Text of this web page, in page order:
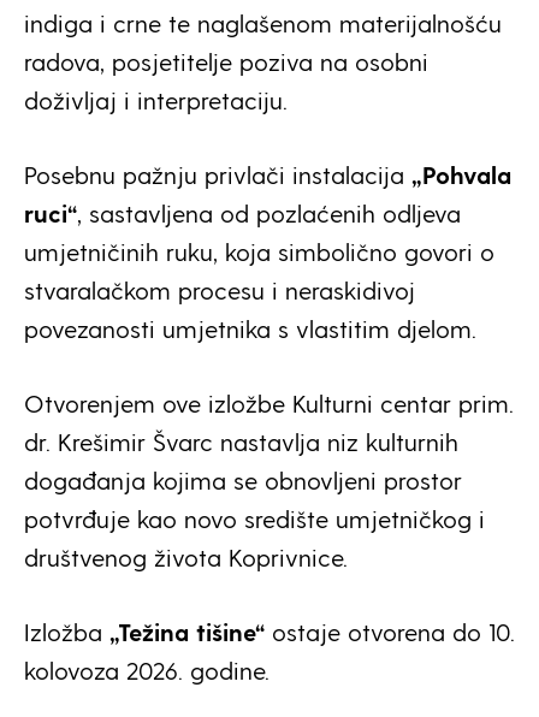
indiga i crne te naglašenom materijalnošću
radova, posjetitelje poziva na osobni
doživljaj i interpretaciju.
Posebnu pažnju privlači instalacija „Pohvala
ruci“ , sastavljena od pozlaćenih odljeva
umjetničinih ruku, koja simbolično govori o
stvaralačkom procesu i neraskidivoj
povezanosti umjetnika s vlastitim djelom.
Otvorenjem ove izložbe Kulturni centar prim.
dr. Krešimir Švarc nastavlja niz kulturnih
događanja kojima se obnovljeni prostor
potvrđuje kao novo središte umjetničkog i
društvenog života Koprivnice.
Izložba „Težina tišine“ ostaje otvorena do 10.
kolovoza 2026. godine.